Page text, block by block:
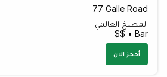
77 Galle Road
المطبخ العالمي
Bar • $$
أحجز الان